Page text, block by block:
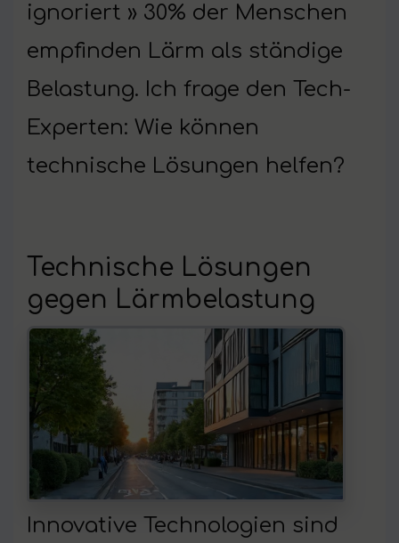
ignoriert » 30% der Menschen
empfinden Lärm als ständige
Belastung. Ich frage den Tech-
Experten: Wie können
technische Lösungen helfen?
Technische Lösungen
gegen Lärmbelastung
Innovative Technologien sind